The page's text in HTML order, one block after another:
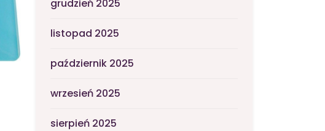
grudzień 2025
listopad 2025
październik 2025
wrzesień 2025
sierpień 2025